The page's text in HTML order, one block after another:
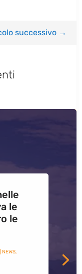
successivo→
le
le
NEWS,